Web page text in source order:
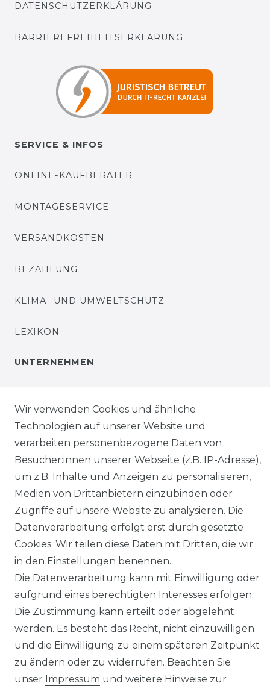
DATENSCHUTZERKLÄRUNG
BARRIEREFREIHEITSERKLÄRUNG
SERVICE & INFOS
ONLINE-KAUFBERATER
MONTAGESERVICE
VERSANDKOSTEN
BEZAHLUNG
KLIMA- UND UMWELTSCHUTZ
LEXIKON
UNTERNEHMEN
MAGAZIN
HERSTELLER
REFERENZEN
Widerrufs­recht
VERTRAG WIDERRUFEN Kontakt
Wir verwenden Cookies und ähnliche
Technologien auf unserer Website und
verarbeiten personenbezogene Daten von
Besucher:innen unserer Webseite (z.B. IP-Adresse),
um z.B. Inhalte und Anzeigen zu personalisieren,
Medien von Drittanbietern einzubinden oder
Zugriffe auf unsere Website zu analysieren. Die
Datenverarbeitung erfolgt erst durch gesetzte
Cookies. Wir teilen diese Daten mit Dritten, die wir
in den Einstellungen benennen.
Die Datenverarbeitung kann mit Einwilligung oder
aufgrund eines berechtigten Interesses erfolgen.
Die Zustimmung kann erteilt oder abgelehnt
werden. Es besteht das Recht, nicht einzuwilligen
und die Einwilligung zu einem späteren Zeitpunkt
zu ändern oder zu widerrufen. Beachten Sie
unser Impressum und weitere Hinweise zur